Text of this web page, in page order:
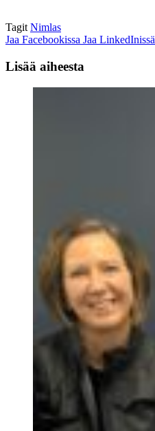
Tagit Nimlas
Jaa Facebookissa Jaa LinkedInissä
Lisää aiheesta